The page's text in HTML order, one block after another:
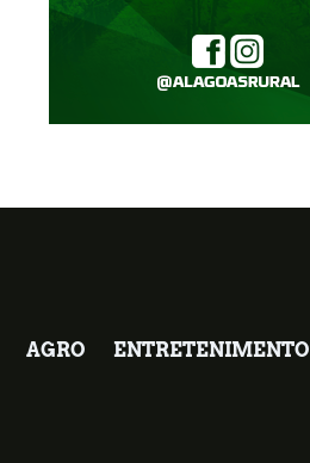
AGRO ENTRETENIMENTO